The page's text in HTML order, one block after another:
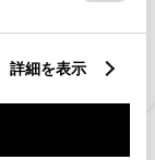
詳細を表示